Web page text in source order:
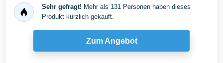
Sehr gefragt! Mehr als 131 Personen haben dieses
Produkt kürzlich gekauft.
Zum Angebot